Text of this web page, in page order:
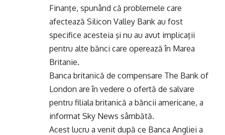
Finanţe, spunând că problemele care
afectează Silicon Valley Bank au fost
specifice acesteia şi nu au avut implicaţii
pentru alte bănci care operează în Marea
Britanie.
Banca britanică de compensare The Bank of
London are în vedere o ofertă de salvare
pentru filiala britanică a băncii americane, a
informat Sky News sâmbătă.
Acest lucru a venit după ce Banca Angliei a